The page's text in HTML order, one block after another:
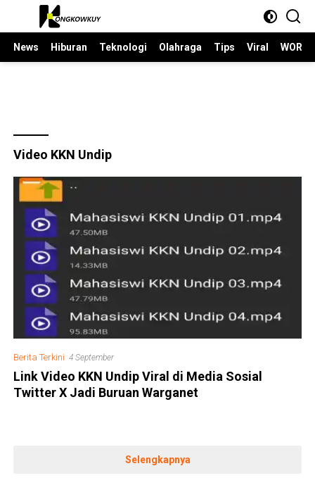
Langsung
News
Hiburan Teknologi Olahraga Tips Viral
Video KKN Undip
Berita Terkini 4 September
Link Video KKN Undip Viral di Media Sosial
Twitter X Jadi Buruan Warganet
Selengkapnya